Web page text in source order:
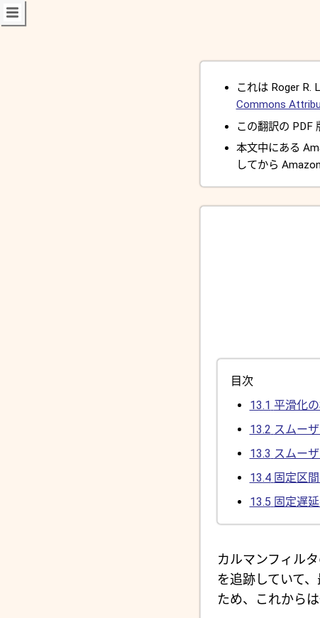
これは Roger R.
Commons
この翻訳の PDF
本文中にある
してから
目次
13.1 平滑化
13.2 スムー
13.3 スムー
13.4 固定区
13.5 固定遅
カルマンフィル
を追跡していて
ため、これから